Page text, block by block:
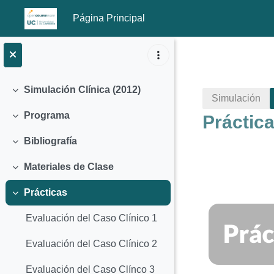
Salta al contenido principal
Página Principal
Colapsar
Simulación Clínica (2012)
Colapsar
Programa
Colapsar
Bibliografía
Colapsar
Materiales de Clase
Colapsar
Prácticas
Evaluación del Caso Clínico 1
Evaluación del Caso Clínico 2
Evaluación del Caso Clínco 3
Simulación